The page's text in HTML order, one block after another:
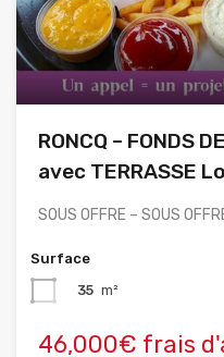
RONCQ – FONDS
avec TERRASSE
SOUS OFFRE – SOUS
Surface
35 m²
46,000€ frais